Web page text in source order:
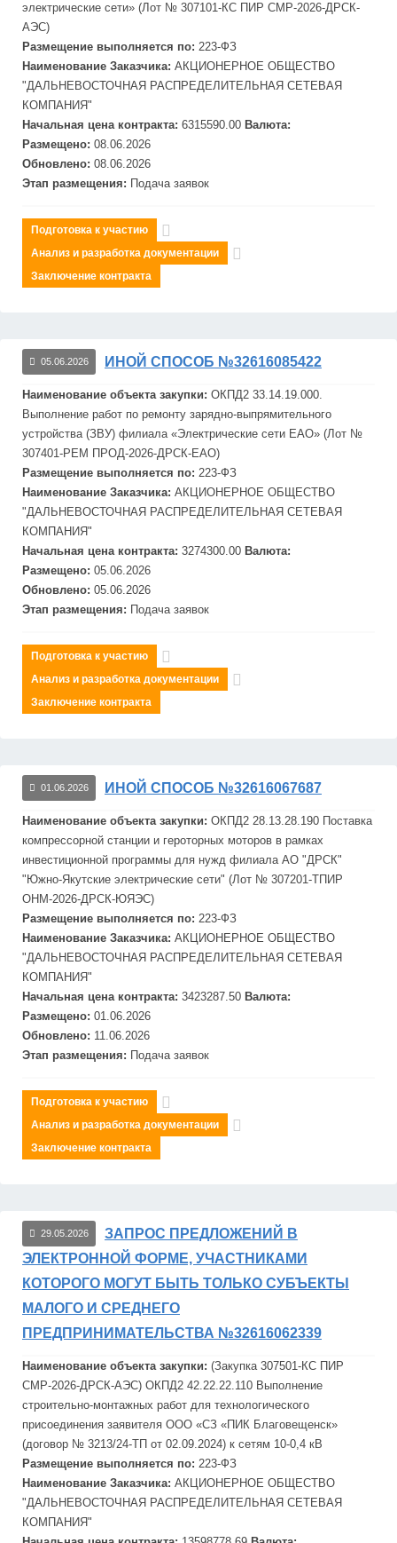
электрические сети» (Лот № 307101-КС ПИР СМР-2026-ДРСК-
АЭС)
Размещение выполняется по: 223-ФЗ
Наименование Заказчика: АКЦИОНЕРНОЕ ОБЩЕСТВО
"ДАЛЬНЕВОСТОЧНАЯ РАСПРЕДЕЛИТЕЛЬНАЯ СЕТЕВАЯ
КОМПАНИЯ"
Начальная цена контракта: 6315590.00 Валюта:
Размещено: 08.06.2026
Обновлено: 08.06.2026
Этап размещения: Подача заявок
Подготовка к участию
Анализ и разработка документации
Заключение контракта
05.06.2026 ИНОЙ СПОСОБ №32616085422
Наименование объекта закупки: ОКПД2 33.14.19.000.
Выполнение работ по ремонту зарядно-выпрямительного
устройства (ЗВУ) филиала «Электрические сети ЕАО» (Лот №
307401-РЕМ ПРОД-2026-ДРСК-ЕАО)
Размещение выполняется по: 223-ФЗ
Наименование Заказчика: АКЦИОНЕРНОЕ ОБЩЕСТВО
"ДАЛЬНЕВОСТОЧНАЯ РАСПРЕДЕЛИТЕЛЬНАЯ СЕТЕВАЯ
КОМПАНИЯ"
Начальная цена контракта: 3274300.00 Валюта:
Размещено: 05.06.2026
Обновлено: 05.06.2026
Этап размещения: Подача заявок
Подготовка к участию
Анализ и разработка документации
Заключение контракта
01.06.2026 ИНОЙ СПОСОБ №32616067687
Наименование объекта закупки: ОКПД2 28.13.28.190 Поставка
компрессорной станции и героторных моторов в рамках
инвестиционной программы для нужд филиала АО "ДРСК"
"Южно-Якутские электрические сети" (Лот № 307201-ТПИР
ОНМ-2026-ДРСК-ЮЯЭС)
Размещение выполняется по: 223-ФЗ
Наименование Заказчика: АКЦИОНЕРНОЕ ОБЩЕСТВО
"ДАЛЬНЕВОСТОЧНАЯ РАСПРЕДЕЛИТЕЛЬНАЯ СЕТЕВАЯ
КОМПАНИЯ"
Начальная цена контракта: 3423287.50 Валюта:
Размещено: 01.06.2026
Обновлено: 11.06.2026
Этап размещения: Подача заявок
Подготовка к участию
Анализ и разработка документации
Заключение контракта
29.05.2026
ЗАПРОС ПРЕДЛОЖЕНИЙ В
ЭЛЕКТРОННОЙ ФОРМЕ, УЧАСТНИКАМИ
КОТОРОГО МОГУТ БЫТЬ ТОЛЬКО СУБЪЕКТЫ
МАЛОГО И СРЕДНЕГО
ПРЕДПРИНИМАТЕЛЬСТВА №32616062339
Наименование объекта закупки: (Закупка 307501-КС ПИР
СМР-2026-ДРСК-АЭС) ОКПД2 42.22.22.110 Выполнение
строительно-монтажных работ для технологического
присоединения заявителя ООО «СЗ «ПИК Благовещенск»
(договор № 3213/24-ТП от 02.09.2024) к сетям 10-0,4 кВ
Размещение выполняется по: 223-ФЗ
Наименование Заказчика: АКЦИОНЕРНОЕ ОБЩЕСТВО
"ДАЛЬНЕВОСТОЧНАЯ РАСПРЕДЕЛИТЕЛЬНАЯ СЕТЕВАЯ
КОМПАНИЯ"